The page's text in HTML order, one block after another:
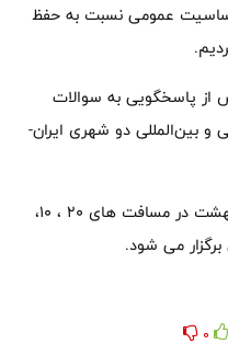
عمومی نسبت به حفظ
از پاسخگویی به سوالات
و بین‌المللی دو شهری ایران-
شایان ذکر است این مسابقه ۱۲ اردیبهشت در مسافت های ۲۰ ، ۱۰،
0